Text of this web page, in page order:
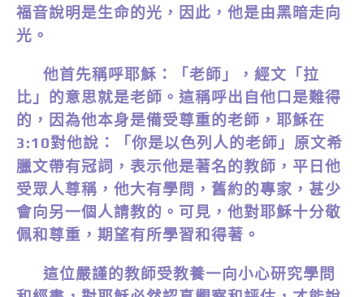
福音說明是生命的光，因此，他是由黑暗走向
光。
他首先稱呼耶穌：「老師」，經文「拉
比」的意思就是老師。這稱呼出自他口是難得
的，因為他本身是備受尊重的老師，耶穌在
3:10對他說：「你是以色列人的老師」原文希
臘文帶有冠詞，表示他是著名的教師，平日他
受眾人尊稱，他大有學問，舊約的專家，甚少
會向另一個人請教的。可見，他對耶穌十分敬
佩和尊重，期望有所學習和得著。
這位嚴謹的教師受教養一向小心研究學問